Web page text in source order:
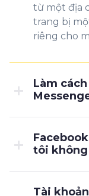
từ một địa
trang bị
riêng cho
Làm
tôi không
Tài